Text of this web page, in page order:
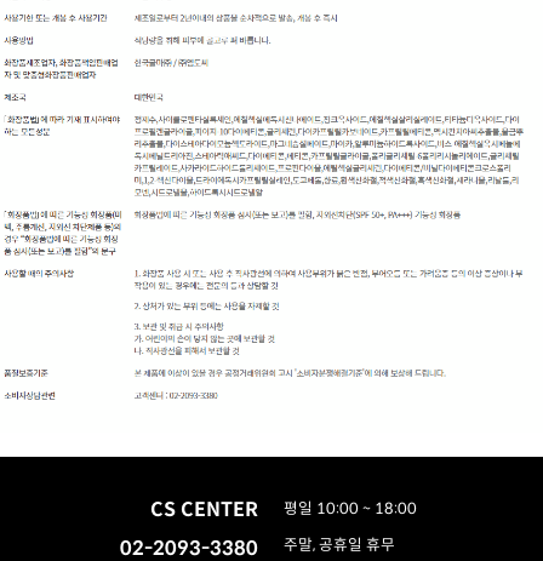
CS CENTER
02-2093-3380
평일 10:00 ~ 18:00
주말, 공휴일 휴무